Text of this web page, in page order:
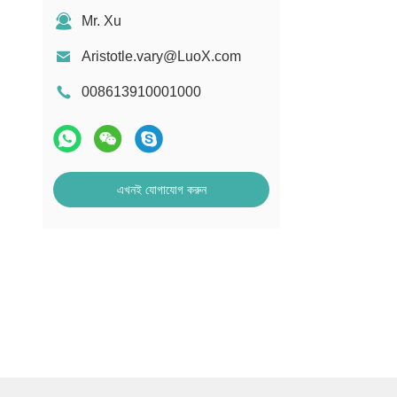
Mr. Xu
Aristotle.vary@LuoX.com
008613910001000
এখনই যোগাযোগ করুন